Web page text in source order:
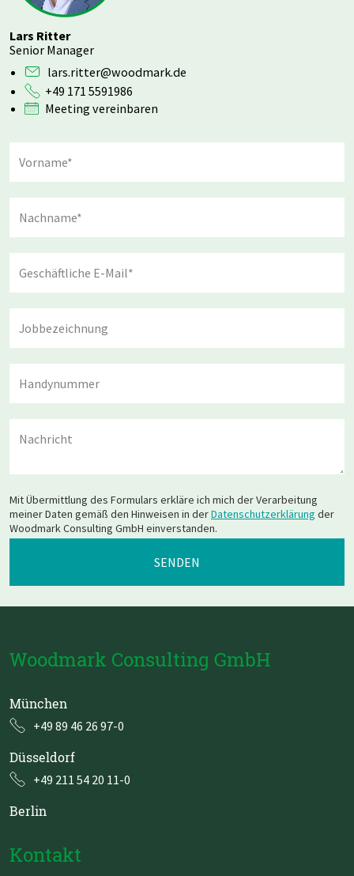
Lars Ritter
Senior Manager
lars.ritter@woodmark.de
+49 171 5591986
Meeting vereinbaren
Mit Übermittlung des Formulars erkläre ich mich der Verarbeitung
meiner Daten gemäß den Hinweisen in derDatenschutzerklärung der
Woodmark Consulting GmbH einverstanden.
Woodmark Consulting GmbH
München
+49 89 46 26 97-0
Düsseldorf
+49 211 54 20 11-0
Berlin
Kontakt